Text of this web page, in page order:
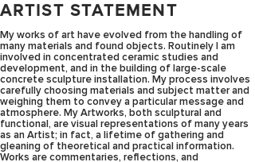
ARTIST STATEMENT
My works of art have evolved from the handling of
many materials and found objects. Routinely I am
involved in concentrated ceramic studies and
development, and in the building of large-scale
concrete sculpture installation. My process involves
carefully choosing materials and subject matter and
weighing them to convey a particular message and
atmosphere. My Artworks, both sculptural and
functional, are visual representations of many years
as an Artist; in fact, a lifetime of gathering and
gleaning of theoretical and practical information.
Works are commentaries, reflections, and